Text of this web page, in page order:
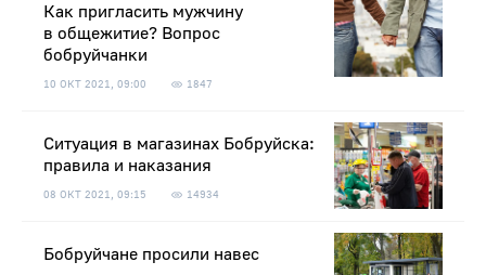
Как пригласить мужчину
в общежитие? Вопрос
бобруйчанки
10 ОКТ 2021, 09:00 1847
Ситуация в магазинах Бобруйска:
правила и наказания
08 ОКТ 2021, 09:15 14934
Бобруйчане просили навес